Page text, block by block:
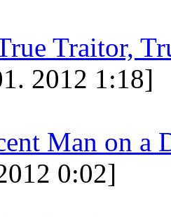
Traitor,
2012 1:18]
Man on a
0:02]